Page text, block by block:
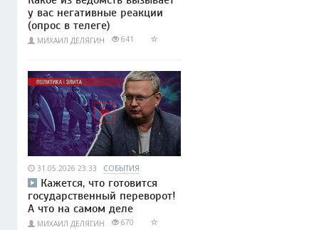
у вас негативные реакции
(опрос в телеге)
МИХАИЛ ДЕЛЯГИН 641
31.05.2026 23:33 СОБЫТИЯ
Кажется, что готовится
государственный переворот!
А что на самом деле
МИХАИЛ ДЕЛЯГИН 670